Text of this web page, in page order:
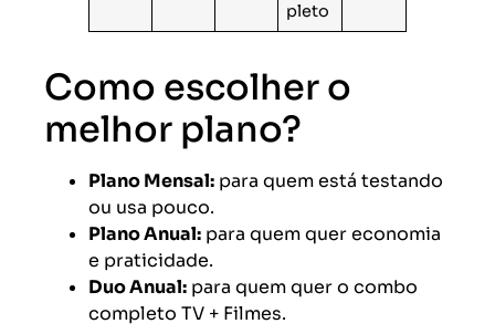
pleto
Como escolher o
melhor plano?
Plano Mensal: para quem está testando
ou usa pouco.
Plano Anual: para quem quer economia
e praticidade.
Duo Anual: para quem quer o combo
completo TV + Filmes.